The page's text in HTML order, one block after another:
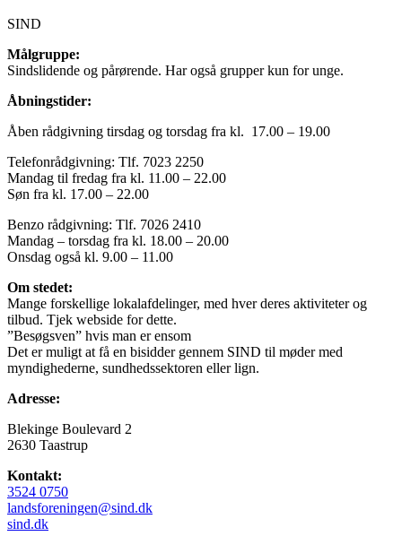
SIND
Målgruppe:
Sindslidende og pårørende. Har også grupper kun for unge.
Åbningstider:
Åben rådgivning tirsdag og torsdag fra kl. 17.00 – 19.00
Telefonrådgivning: Tlf. 7023 2250
Mandag til fredag fra kl. 11.00 – 22.00
Søn fra kl. 17.00 – 22.00
Benzo rådgivning: Tlf. 7026 2410
Mandag – torsdag fra kl. 18.00 – 20.00
Onsdag også kl. 9.00 – 11.00
Om stedet:
Mange forskellige lokalafdelinger, med hver deres aktiviteter og
tilbud. Tjek webside for dette.
”Besøgsven” hvis man er ensom
Det er muligt at få en bisidder gennem SIND til møder med
myndighederne, sundhedssektoren eller lign.
Adresse:
Blekinge Boulevard 2
2630 Taastrup
Kontakt:
3524 0750
landsforeningen@sind.dk
sind.dk